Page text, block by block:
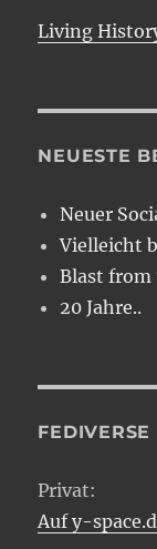
Living
NEUESTE
Neuer
Vielleicht
Blast from
20 Jahre..
Privat:
Auf y-